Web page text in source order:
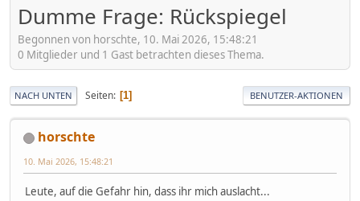
Dumme Frage: Rückspiegel
Begonnen von horschte, 10. Mai 2026, 15:48:21
0 Mitglieder und 1 Gast betrachten dieses Thema.
NACH UNTEN Seiten 1 BENUTZER-AKTIONEN
horschte
10. Mai 2026, 15:48:21
Leute, auf die Gefahr hin, dass ihr mich auslacht...